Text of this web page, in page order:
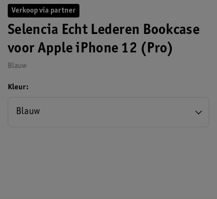
Verkoop via partner
Selencia Echt Lederen Bookcase
voor Apple iPhone 12 (Pro)
Blauw
Kleur
Blauw